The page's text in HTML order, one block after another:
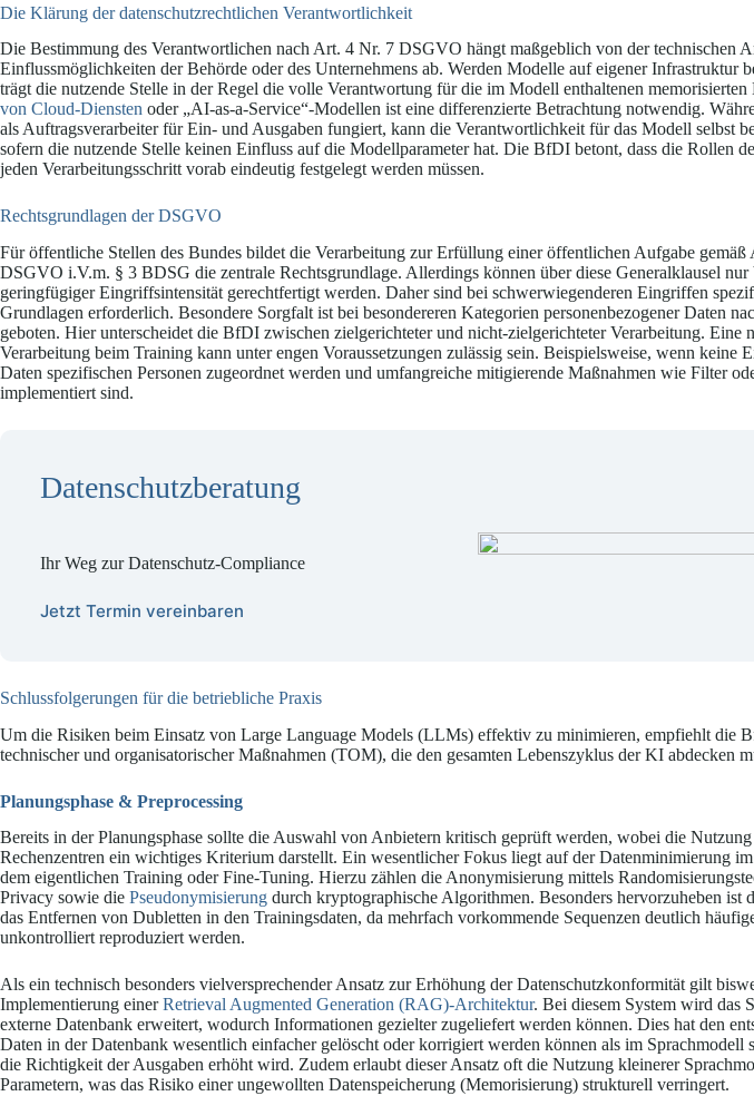
Die Klärung der datenschutzrechtlichen Verantwortlichkeit
Die Bestimmung des Verantwortlichen nach Art. 4 Nr. 7 DSGVO hängt maßgeblich von der technischen
Einflussmöglichkeiten der Behörde oder des Unternehmens ab. Werden Modelle auf eigener Infrastruktur
trägt die nutzende Stelle in der Regel die volle Verantwortung für die im Modell enthaltenen
von Cloud-Diensten oder „AI-as-a-Service“-Modellen ist eine differenzierte Betrachtung notwendig.
als Auftragsverarbeiter für Ein- und Ausgaben fungiert, kann die Verantwortlichkeit für das Modell selbst
sofern die nutzende Stelle keinen Einfluss auf die Modellparameter hat. Die BfDI betont, dass die Rollen
jeden Verarbeitungsschritt vorab eindeutig festgelegt werden müssen.
Rechtsgrundlagen der DSGVO
Für öffentliche Stellen des Bundes bildet die Verarbeitung zur Erfüllung einer öffentlichen Aufgabe
DSGVO i.V.m. § 3 BDSG die zentrale Rechtsgrundlage. Allerdings können über diese Generalklausel nur
geringfügiger Eingriffsintensität gerechtfertigt werden. Daher sind bei schwerwiegenderen Eingriffen
Grundlagen erforderlich. Besondere Sorgfalt ist bei besondereren Kategorien personenbezogener Daten
geboten. Hier unterscheidet die BfDI zwischen zielgerichteter und nicht-zielgerichteter Verarbeitung. Eine
Verarbeitung beim Training kann unter engen Voraussetzungen zulässig sein. Beispielsweise, wenn keine
Daten spezifischen Personen zugeordnet werden und umfangreiche mitigierende Maßnahmen wie Filter
implementiert sind.
Datenschutzberatung
Ihr Weg zur Datenschutz-Compliance
Jetzt Termin vereinbaren
Schlussfolgerungen für die betriebliche Praxis
Um die Risiken beim Einsatz von Large Language Models (LLMs) effektiv zu minimieren, empfiehlt die
technischer und organisatorischer Maßnahmen (TOM), die den gesamten Lebenszyklus der KI abdecken
Planungsphase & Preprocessing
Bereits in der Planungsphase sollte die Auswahl von Anbietern kritisch geprüft werden, wobei die Nutzung
Rechenzentren ein wichtiges Kriterium darstellt. Ein wesentlicher Fokus liegt auf der Datenminimierung
dem eigentlichen Training oder Fine-Tuning. Hierzu zählen die Anonymisierung mittels
Privacy sowie die Pseudonymisierung durch kryptographische Algorithmen. Besonders hervorzuheben ist
das Entfernen von Dubletten in den Trainingsdaten, da mehrfach vorkommende Sequenzen deutlich
unkontrolliert reproduziert werden.
Als ein technisch besonders vielversprechender Ansatz zur Erhöhung der Datenschutzkonformität gilt
Implementierung einerRetrieval Augmented Generation (RAG)-Architektur. Bei diesem System wird das
externe Datenbank erweitert, wodurch Informationen gezielter zugeliefert werden können. Dies hat den
Daten in der Datenbank wesentlich einfacher gelöscht oder korrigiert werden können als im Sprachmodell
die Richtigkeit der Ausgaben erhöht wird. Zudem erlaubt dieser Ansatz oft die Nutzung kleinerer
Parametern, was das Risiko einer ungewollten Datenspeicherung (Memorisierung) strukturell verringert.